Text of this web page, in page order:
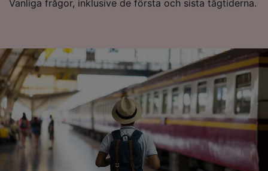
Vanliga frågor, inklusive de första och sista tågtiderna.